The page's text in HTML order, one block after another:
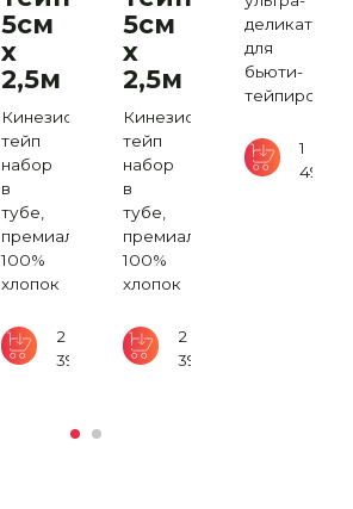
5см
х
2,5м
Кинезио
тейп
набор
в
тубе,
премиальный
100%
хлопок
2
390
5см
х
2,5м
Кинезио
тейп
набор
в
тубе,
премиальный
100%
хлопок
2
390
деликатный,
для
бьюти-
1
490